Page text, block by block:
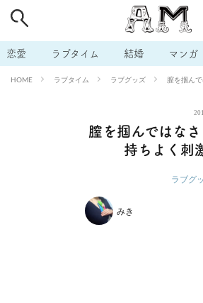
恋愛 ラブタイム 結婚 マンガ
HOME ラブタイム ラブグッズ 膣を掴ん
膣を掴んではな
持ちよく刺
ラブグ
みき
# 男の本音 # セ
# 出会う方法 # マッチングアプリ